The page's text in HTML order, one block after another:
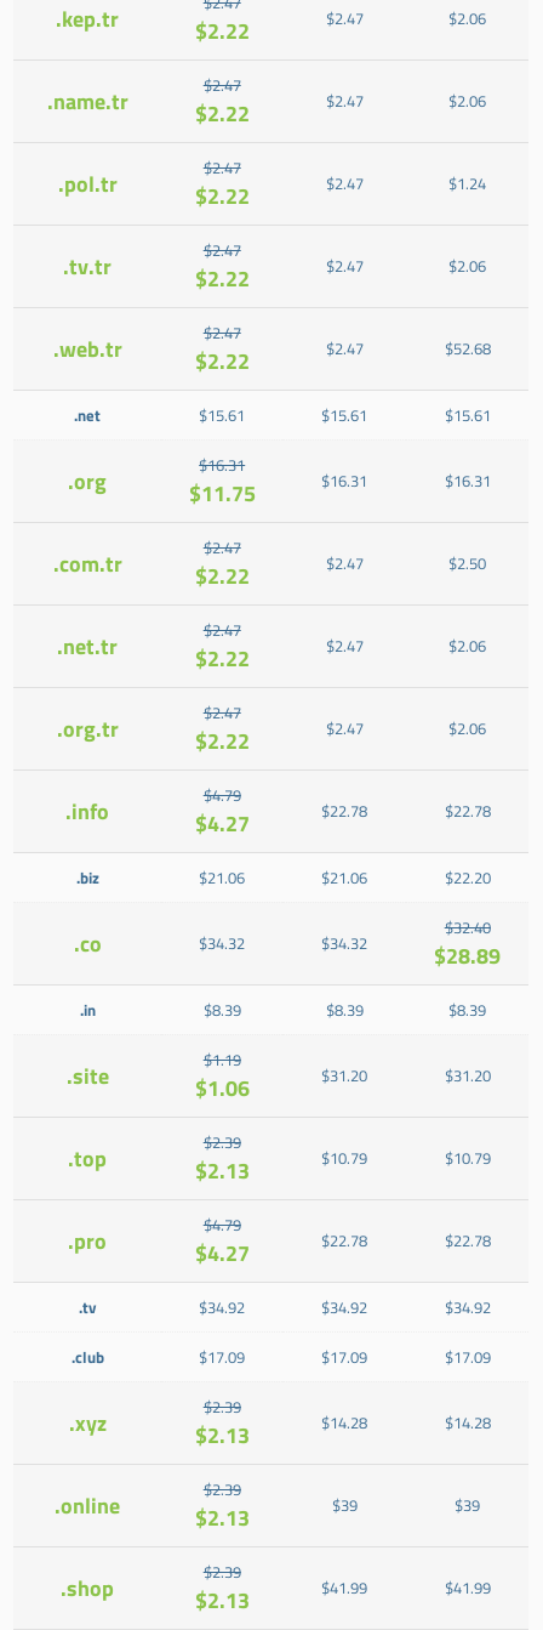
.kep.tr $2.22 $2.47 $2.06
.name.tr $2.47
$2.22 $2.47 $2.06
.pol.tr $2.47
$2.22 $2.47 $1.24
.tv.tr $2.47
$2.22 $2.47 $2.06
.web.tr $2.47
$2.22 $2.47 $52.68
.net $15.61 $15.61 $15.61
.org $16.31
$11.75 $16.31 $16.31
.com.tr $2.47
$2.22 $2.47 $2.50
.net.tr $2.47
$2.22 $2.47 $2.06
.org.tr $2.47
$2.22 $2.47 $2.06
.info $4.79
$4.27 $22.78 $22.78
.biz $21.06 $21.06 $22.20
.co $34.32 $34.32
$32.40
$28.89
.in $8.39 $8.39 $8.39
.site $1.19
$1.06 $31.20 $31.20
.top $2.39
$2.13 $10.79 $10.79
.pro $4.79
$4.27 $22.78 $22.78
.tv $34.92 $34.92 $34.92
.club $17.09 $17.09 $17.09
.xyz $2.39
$2.13 $14.28 $14.28
.online $2.39
$2.13 $39 $39
.shop $2.39
$2.13 $41.99 $41.99